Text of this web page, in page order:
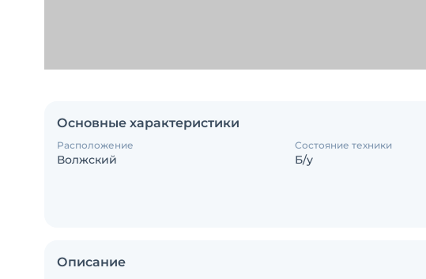
Основные характеристики
Расположение
Волжский
Состояние техники
Б/у
Описание